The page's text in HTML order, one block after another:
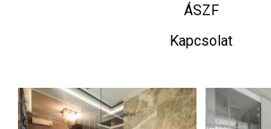
ÁSZF
Kapcsolat